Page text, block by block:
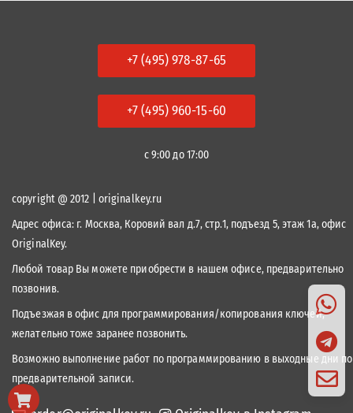
+7 (495) 978-87-65
+7 (495) 960-15-60
с 9:00 до 17:00
copyright @ 2012 | originalkey.ru
Адрес офиса: г. Москва, Коровий вал д.7, стр.1, подъезд 5, этаж 1а, офис
OriginalKey.
Любой товар Вы можете приобрести в нашем офисе, предварительно
позвонив.
Подъезжая в офис для программирования/копирования ключей,
желательно тоже заранее позвонить.
Возможно выполнение работ по программированию в выходные дни по
предварительной записи.